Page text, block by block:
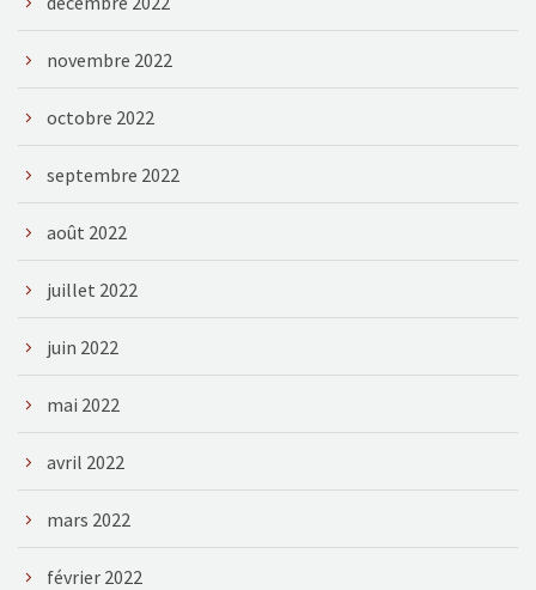
novembre 2022
octobre 2022
septembre 2022
août 2022
juillet 2022
juin 2022
mai 2022
avril 2022
mars 2022
février 2022